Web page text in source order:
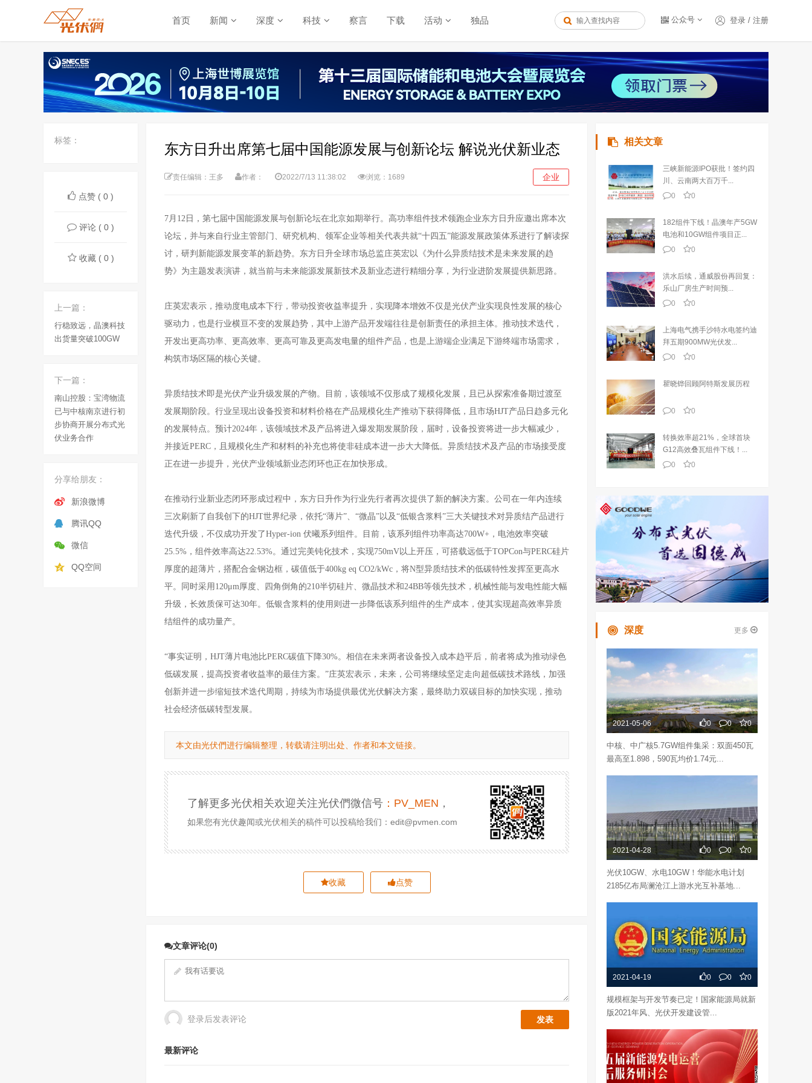
首页 新闻 深度 科技 察言 下载 活动 独品 登录 / 注册
公众号
标签：
点赞 ( 0 )
评论 ( 0 )
收藏 ( 0 )
上一篇：
行稳致远，晶澳科技
出货量突破100GW
下一篇：
南山控股：宝湾物流
已与中核南京进行初
步协商开展分布式光
伏业务合作
分享给朋友：
新浪微博
腾讯QQ
微信
QQ空间
东方日升出席第七届中国能源发展与创新论坛 解说光伏新业态
责任编辑：王多 作者： 2022/7/13 11:38:02 浏览：1689 企业
7月 12日，第七届中国能源发展与创新论坛在北京如期举行。 高功率组件技术领跑企业东方日升应邀出席本次
论坛，并与来自行业主管部门、研究机构、领军企业等相关代表共就“十四五”能源发展政策体系进行了解读探
讨，研判 新能源发展变革的新趋势。 东方日升全球市场总监庄英宏 以《为什么异质结技术是未来发展的趋
势》为主题发表演讲，就当前与未来能源发展新技术及 新业态进行精细分享，为行业进阶发展提供新思路。
庄英宏表示， 推动度电成本下行，带动投资收益率提升，实现降本增效不仅是光伏产业实现良性发展的核心
驱动力，也是行业横亘不变的发展趋势，其中上游产品开发端往往是创新责任的承担主体。推动技术迭代，
开发出更高功率、 更高效率、 更高可靠及 更高发电量的组件产品 ，也是上游端企业满足下游终端市场需求，
构筑市场区隔的核心关键。
异质结技术即是光伏产业升级发展的产物。目前，该领域不仅形成了规模化发展，且已从探索准备期过渡至
发展期阶段。行业呈现出设备投资和材料价格在产品规模化生产推动下获得降低，且市场HJT产品 日趋多元化
的发展特点。预计2024年，该领域技术及产品将进入爆发期发展阶段，届时，设备投资将进一步大幅减少，
并接近PERC，且规模化生产和材料的补充也将使非硅成本进一步大大降低。异质结技术及产品的市场接受度
正在进一步提升，光伏产业领域新业态闭环也正在加快形成。
在推动行业新业态闭环形成过程中，东方日升作为行业先行者再次提供了新的解决方案。公司在一年内连续
三次刷新了自我创下的HJT世界纪录 ，依托“薄片”、“微晶”以及“低银含浆料”三大关键技术对异质结产品进行
迭代升级，不仅成功开发了Hyper-ion 伏曦系列组件。目前，该系列组件功率高达700W+，电池效率突破
25.5%，组件效率高达22.53%。通过完美钝化技术，实现750mV以上开压，可搭载远低于TOPCon与PERC硅片
厚度的超薄片，搭配合金钢边框，碳值低于400kg eq CO2/kWc，将N型异质结技术的低碳特性发挥至更高水
平。同时采用120μm厚度、四角倒角的210半切硅片、微晶技术和24BB等领先技术，机械性能与发电性能大幅
升级，长效质保可达30年。低银含浆料的使用则进一步降低该系列 组件的生产成本，使其实现超高效率异质
结组件的成功量产。
“事实证明， HJT薄片电池比PERC碳值下降30%。相信在未来两者设备投入成本趋平后，前者将成为推动绿色
低碳发展，提高投资者收益率的最佳方案。 ”庄英宏表示，未来，公司将继续坚定走向超低碳技术路线 ，加强
创新并进一步缩短技术迭代周期，持续为市场提供最优光伏解决方案，最终助力双碳目标的加快实现，推动
社会经济低碳转型发展。
本文由光伏們进行编辑整理，转载请注明出处、作者和本文链接。
了解更多光伏相关欢迎关注光伏們微信号 ：PV_MEN ，
如果您有光伏趣闻或光伏相关的稿件可以投稿给我们：edit@pvmen.com
收藏 点赞
文章评论(0)
登录后发表评论
最新评论
相关文章
三峡新能源IPO获批！签约四
川、云南两大百万千...
0
0
182组件下线！晶澳年产5GW
电池和10GW组件项目正...
0
0
洪水后续，通威股份再回复：
乐山厂房生产时间预...
0
0
上海电气携手沙特水电签约迪
拜五期900MW光伏发...
0
0
瞿晓铧回顾阿特斯发展历程
0 0
转换效率超21%，全球首块
G12高效叠瓦组件下线！...
0
0
深度 更多
2021-05-06 0 0 0
中核、中广核5.7GW组件集采：双面450瓦
最高至1.898，590瓦均价1.74元...
2021-04-28 0 0 0
光伏10GW、水电10GW！华能水电计划
2185亿布局澜沧江上游水光互补基地...
2021-04-19 0 0 0
规模框架与开发节奏已定！国家能源局就新
版2021年风、光伏开发建设管...